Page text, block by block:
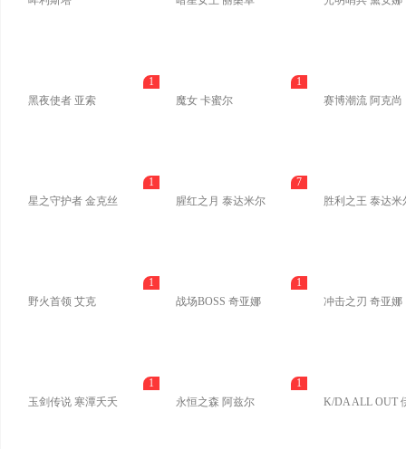
黑夜使者 亚索
1
魔女 卡蜜尔
1
赛博潮流 阿克尚
星之守护者 金克丝
1
腥红之月 泰达米尔
7
胜利之王 泰达米
野火首领 艾克
1
战场BOSS 奇亚娜
1
冲击之刃 奇亚娜
玉剑传说 寒潭夭夭
1
永恒之森 阿兹尔
1
K/DA ALL OUT